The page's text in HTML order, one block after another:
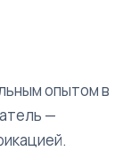
опытом в
—